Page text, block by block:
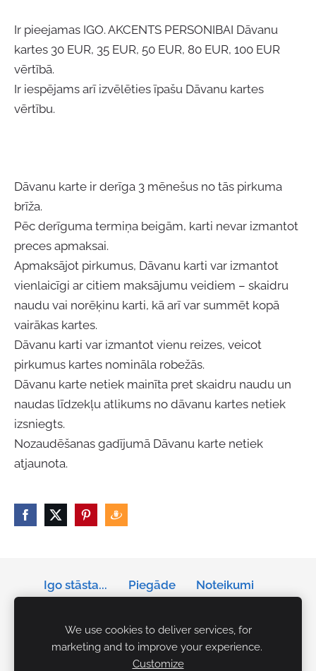
Ir pieejamas IGO. AKCENTS PERSONIBAI Dāvanu
kartes 30 EUR, 35 EUR, 50 EUR, 80 EUR, 100 EUR
vērtībā.
Ir iespējams arī izvēlēties īpašu Dāvanu kartes
vērtību.
Dāvanu karte ir derīga 3 mēnešus no tās pirkuma
brīža.
Pēc derīguma termiņa beigām, karti nevar izmantot
preces apmaksai.
Apmaksājot pirkumus, Dāvanu karti var izmantot
vienlaicīgi ar citiem maksājumu veidiem – skaidru
naudu vai norēķinu karti, kā arī var summēt kopā
vairākas kartes.
Dāvanu karti var izmantot vienu reizes, veicot
pirkumus kartes nomināla robežās.
Dāvanu karte netiek mainīta pret skaidru naudu un
naudas līdzekļu atlikums no dāvanu kartes netiek
izsniegts.
Nozaudēšanas gadījumā Dāvanu karte netiek
atjaunota.
Igo stāsta... Piegāde
Noteikumi
Tālrunis: +371 29141042
We use cookies to deliver services, for
marketing and to improve your experience.
Customize